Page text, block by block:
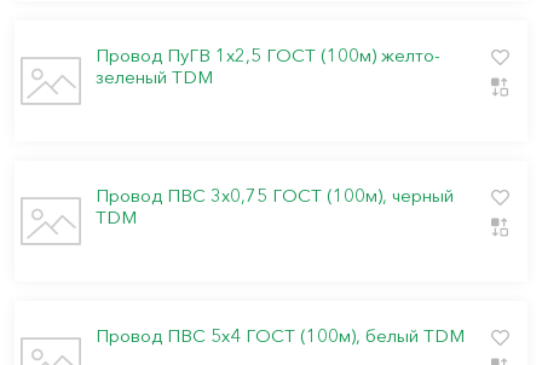
Провод ПуГВ 1х2,5 ГОСТ (100м) желто-
зеленый TDМ
Провод ПВС 3х0,75 ГОСТ (100м), черный
TDM
Провод ПВС 5х4 ГОСТ (100м), белый TDM